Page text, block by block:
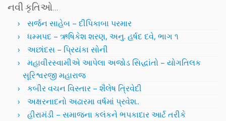
નવી કૃતિઓ…
સર્જન સાહેબ – દીપિકાબા પરમાર
ધમ્મપદ – ઋષિકેશ શરણ, અનુ. હર્ષદ દવે, ભાગ ૧
અછાંદસ – પ્રિયંકા સોની
મહાવીરસ્વામીએ આપેલા અજોડ સિદ્ધાંતો – યોગતિલક
સૂરિશ્વરજી મહારાજ
કબીર વચન વિસ્તાર – શૈલેષ ત્રિવેદી
અક્ષરનાદનો અઢારમા વર્ષમાં પ્રવેશ..
હીરામંડી – સમાજના કલંકને ભપકાદાર આર્ટ તરીકે